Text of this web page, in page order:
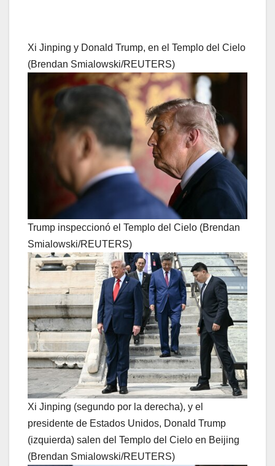
Xi Jinping y Donald Trump, en el Templo del Cielo
(Brendan Smialowski/REUTERS)
Trump inspeccionó el Templo del Cielo (Brendan
Smialowski/REUTERS)
Xi Jinping (segundo por la derecha), y el
presidente de Estados Unidos, Donald Trump
(izquierda) salen del Templo del Cielo en Beijing
(Brendan Smialowski/REUTERS)